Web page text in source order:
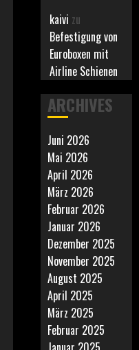
kaivi zu
Befestigung von
Euroboxen mit
Airline Schienen
ARCHIVES
Juni 2026
Mai 2026
April 2026
März 2026
Februar 2026
Januar 2026
Dezember 2025
November 2025
August 2025
April 2025
März 2025
Februar 2025